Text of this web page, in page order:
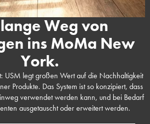
Weg von
ins MoMa New
York.
USM legt großen Wert auf die Nachhaltigkeit
Produkte. Das System ist so konzipiert, dass
verwendet werden kann, und bei Bedarf
ausgetauscht oder erweitert werden.